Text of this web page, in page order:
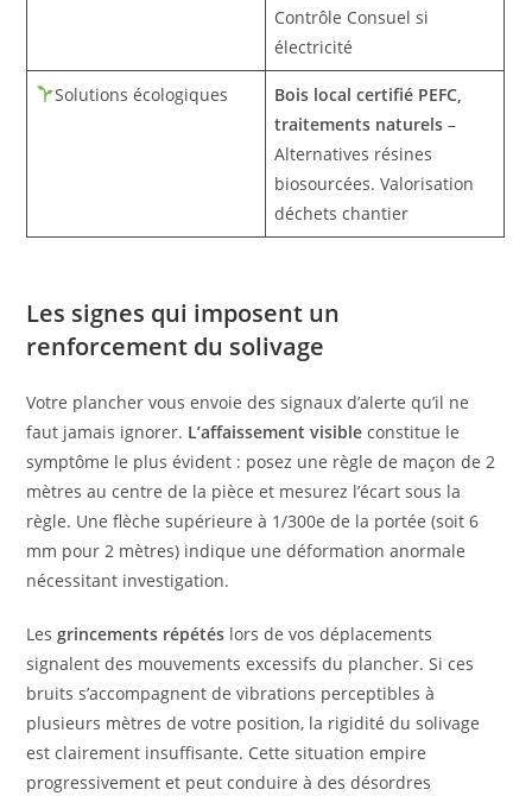
Contrôle Consuel si
électricité
Solutions écologiques
Bois local certifié PEFC,
traitements naturels –
Alternatives résines
biosourcées. Valorisation
déchets chantier
Les signes qui imposent un
renforcement du solivage
Votre plancher vous envoie des signaux d’alerte qu’il ne
faut jamais ignorer. L’affaissement visible constitue le
symptôme le plus évident : posez une règle de maçon de 2
mètres au centre de la pièce et mesurez l’écart sous la
règle. Une flèche supérieure à 1/300e de la portée (soit 6
mm pour 2 mètres) indique une déformation anormale
nécessitant investigation.
Lesgrincements répétés lors de vos déplacements
signalent des mouvements excessifs du plancher. Si ces
bruits s’accompagnent de vibrations perceptibles à
plusieurs mètres de votre position, la rigidité du solivage
est clairement insuffisante. Cette situation empire
progressivement et peut conduire à des désordres